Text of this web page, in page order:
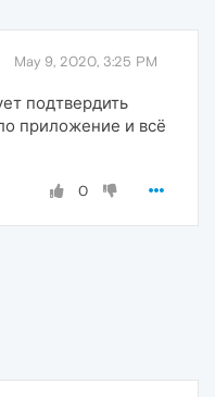
May 9, 2020, 3:25 PM
подтвердить
приложение и всё
0